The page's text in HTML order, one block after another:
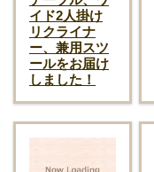
イド2人掛け
リクライナ
ー、兼用スツ
ールをお届け
しました！